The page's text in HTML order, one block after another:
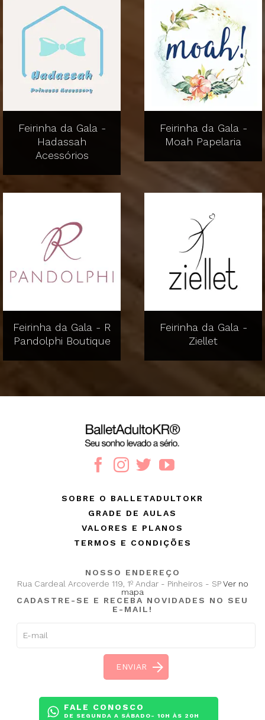
Feirinha da Gala -
Hadassah
Acessórios
Feirinha da Gala -
Moah Papelaria
Feirinha da Gala - R
Pandolphi Boutique
Feirinha da Gala -
Ziellet
NOSSO ENDEREÇO
Rua Cardeal Arcoverde 119, 1º Andar - Pinheiros - SPVer no
mapa
CADASTRE-SE E RECEBA NOVIDADES NO SEU
E-MAIL!
FALE CONOSCO
DE SEGUNDA A SÁBADO- 10H ÀS 20H
SOBRE O BALLETADULTOKR
GRADE DE AULAS
VALORES E PLANOS
TERMOS E CONDIÇÕES